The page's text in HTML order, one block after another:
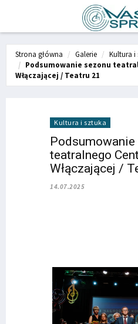
Strona główna Galerie
Kultura i
Podsumowanie sezonu
Włączającej / Teatru 21
Kultura i sztuka
Podsumowanie
teatralnego
Włączającej /
14.07.2025